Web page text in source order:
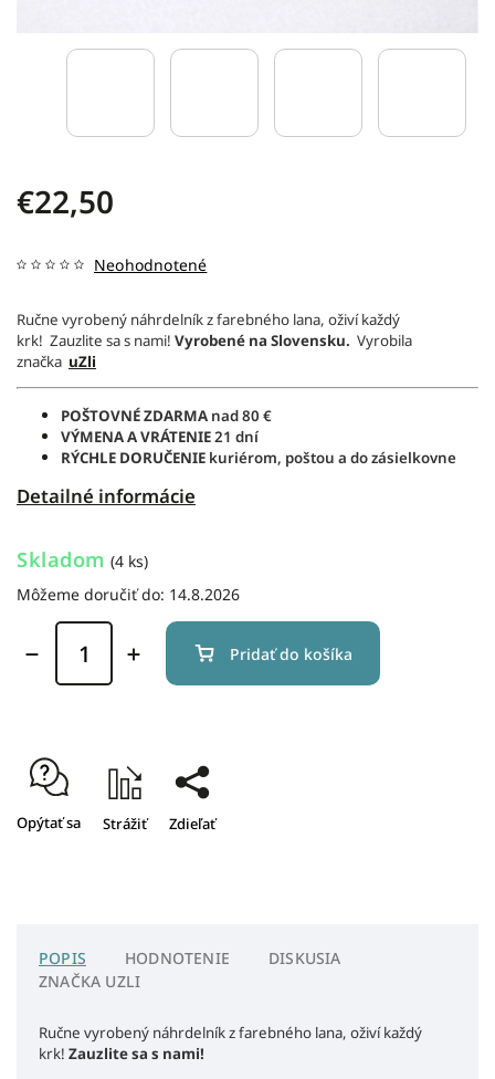
€22,50
Neohodnotené
Ručne vyrobený náhrdelník z farebného lana, oživí každý
krk! Zauzlite sa s nami! Vyrobené na Slovensku. Vyrobila
značka uZli
POŠTOVNÉ ZDARMA nad 80 €
VÝMENA A VRÁTENIE21 dní
RÝCHLE DORUČENIE kuriérom, poštou a do zásielkovne
Detailné informácie
Skladom (4 ks)
Môžeme doručiť do: 14.8.2026
Pridať do košíka
Opýtať sa Strážiť Zdieľať
POPIS HODNOTENIE
DISKUSIA
ZNAČKA UZLI
Ručne vyrobený náhrdelník z farebného lana, oživí každý
krk! Zauzlite sa s nami!